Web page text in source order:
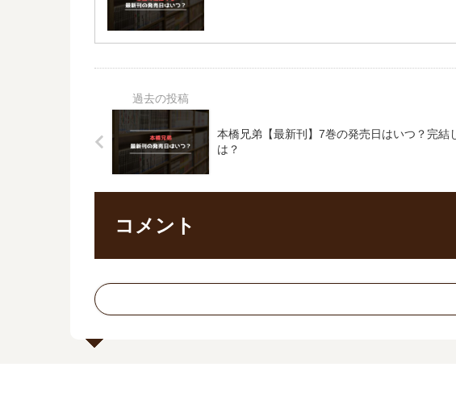
本橋兄弟【最新刊】7巻の発売日はいつ？完結
は？
コメント